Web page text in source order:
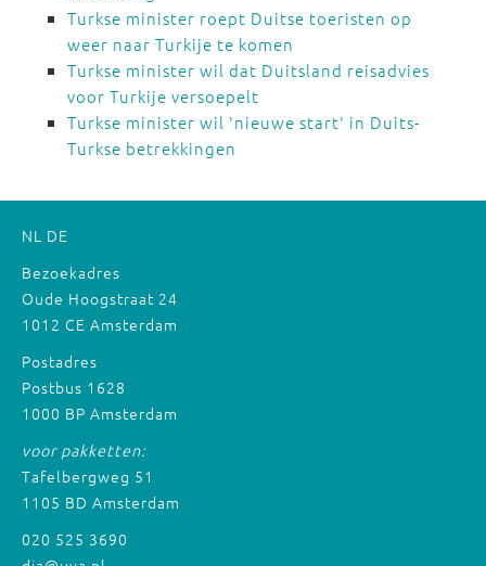
Turkse minister roept Duitse toeristen op
weer naar Turkije te komen
Turkse minister wil dat Duitsland reisadvies
voor Turkije versoepelt
Turkse minister wil 'nieuwe start' in Duits-
Turkse betrekkingen
NL DE
Bezoekadres
Oude Hoogstraat 24
1012 CE Amsterdam
Postadres
Postbus 1628
1000 BP Amsterdam
voor pakketten:
Tafelbergweg 51
1105 BD Amsterdam
020 525 3690